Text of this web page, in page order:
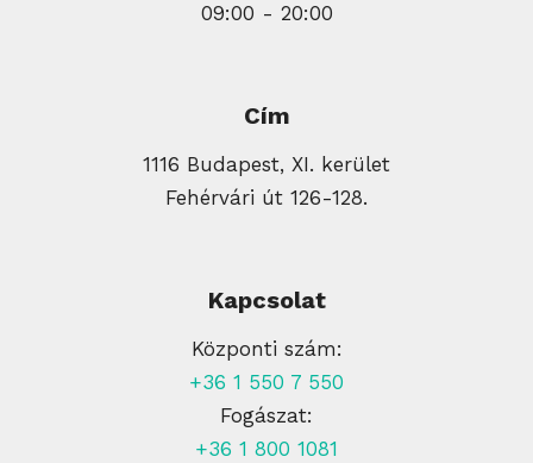
09:00 - 20:00
Cím
1116 Budapest, XI. kerület
Fehérvári út 126-128.
Kapcsolat
Központi szám:
+36 1 550 7 550
Fogászat:
+36 1 800 1081